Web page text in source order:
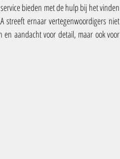
bieden met de hulp bij het vinden
streeft ernaar vertegenwoordigers niet
aandacht voor detail, maar ook voor